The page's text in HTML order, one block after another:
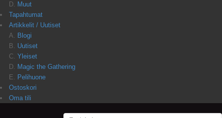
Muut
Tapahtumat
Artikkelit / Uutiset
Blogi
Uutiset
Yleiset
Magic the Gathering
Pelihuone
Ostoskori
Oma tili